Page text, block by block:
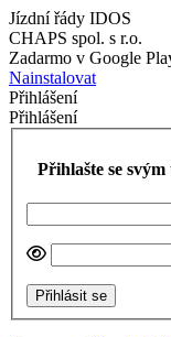
Jízdní řády IDOS
CHAPS spol. s r.o.
Zadarmo v Google
Nainstalovat
Přihlášení
Přihlášení
Přihlašte se
Přihlásit se